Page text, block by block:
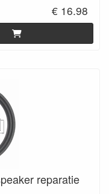
€ 16.98
reparatie